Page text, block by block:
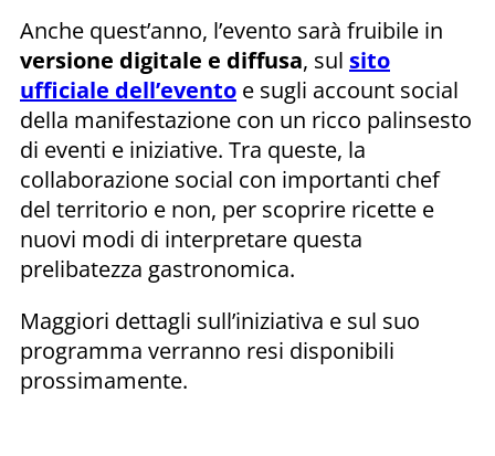
Anche quest’anno, l’evento sarà fruibile in
versione digitale e diffusa, sul sito
ufficiale dell’evento e sugli account social
della manifestazione con un ricco palinsesto
di eventi e iniziative. Tra queste, la
collaborazione social con importanti chef
del territorio e non, per scoprire ricette e
nuovi modi di interpretare questa
prelibatezza gastronomica.
Maggiori dettagli sull’iniziativa e sul suo
programma verranno resi disponibili
prossimamente.